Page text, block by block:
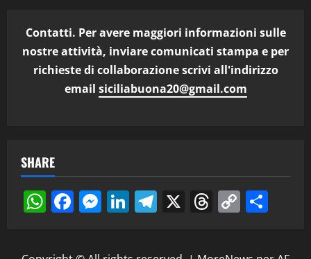
Contatti. Per avere maggiori informazioni sulle
nostre attività, inviare comunicati stampa e per
richieste di collaborazione scrivi all'indirizzo
email siciliabuona20@gmail.com
SHARE
WhatsApp
Facebook
Messenger
LinkedIn
Telegram
X Threads
Copy